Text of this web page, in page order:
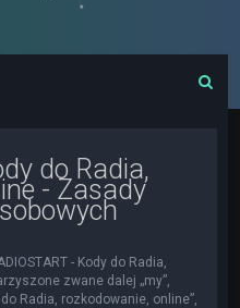
do Radia,
- Zasady
- Kody do Radia,
zwane dalej „my”,
do Radia, rozkodowanie, online”,